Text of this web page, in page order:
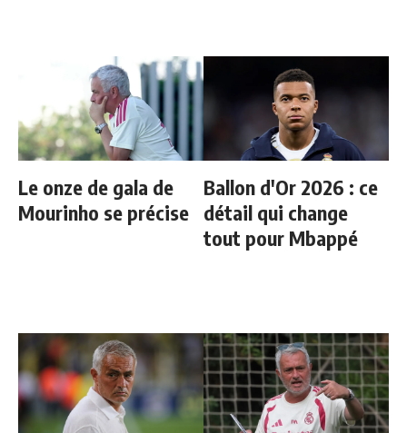
Le onze de gala de
Mourinho se précise
Ballon d'Or 2026 : ce
détail qui change
tout pour Mbappé